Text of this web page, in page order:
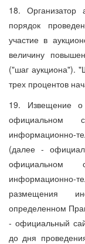
18. Организатор
порядок
участие в
величину
("шаг аукциона").
трех процентов
19. Извещение о
официальном
информационно-
(далее -
официальном
информационно-
размещения
определенном
- официальный
до дня